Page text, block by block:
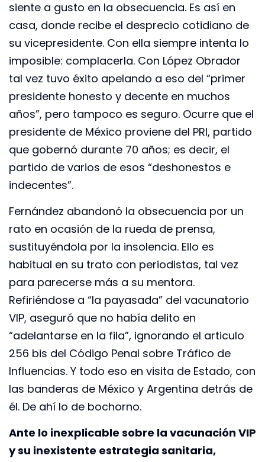
siente a gusto en la obsecuencia. Es así en
casa, donde recibe el desprecio cotidiano de
su vicepresidente. Con ella siempre intenta lo
imposible: complacerla. Con López Obrador
tal vez tuvo éxito apelando a eso del “primer
presidente honesto y decente en muchos
años”, pero tampoco es seguro. Ocurre que el
presidente de México proviene del PRI, partido
que gobernó durante 70 años; es decir, el
partido de varios de esos “deshonestos e
indecentes”.
Fernández abandonó la obsecuencia por un
rato en ocasión de la rueda de prensa,
sustituyéndola por la insolencia. Ello es
habitual en su trato con periodistas, tal vez
para parecerse más a su mentora.
Refiriéndose a “la payasada” del vacunatorio
VIP, aseguró que no había delito en
“adelantarse en la fila”, ignorando el articulo
256 bis del Código Penal sobre Tráfico de
Influencias. Y todo eso en visita de Estado, con
las banderas de México y Argentina detrás de
él. De ahí lo de bochorno.
Ante lo inexplicable sobre la vacunación VIP
y su inexistente estrategia sanitaria,